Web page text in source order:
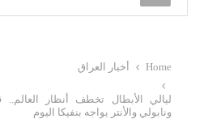
Home أخبار العراق
ليالي الأبطال تخطف أنظار
ونابولي والأنتر يواجه بنفيكا اليوم